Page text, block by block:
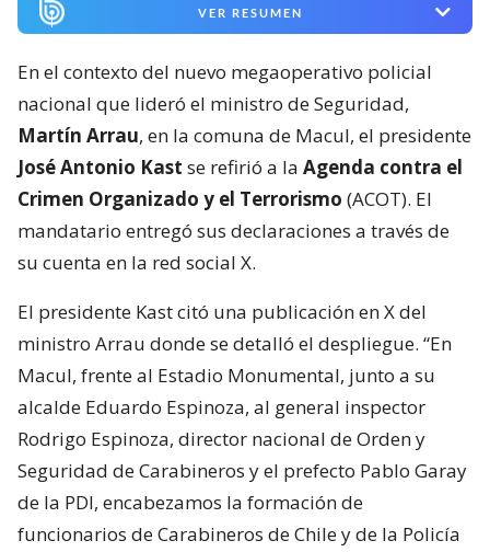
VER RESUMEN
En el contexto del nuevo megaoperativo policial
nacional que lideró el ministro de Seguridad,
Martín Arrau, en la comuna de Macul, el presidente
José Antonio Kast se refirió a la Agenda contra el
Crimen Organizado y el Terrorismo (ACOT). El
mandatario entregó sus declaraciones a través de
su cuenta en la red social X.
El presidente Kast citó una publicación en X del
ministro Arrau donde se detalló el despliegue. “En
Macul, frente al Estadio Monumental, junto a su
alcalde Eduardo Espinoza, al general inspector
Rodrigo Espinoza, director nacional de Orden y
Seguridad de Carabineros y el prefecto Pablo Garay
de la PDI, encabezamos la formación de
funcionarios de Carabineros de Chile y de la Policía